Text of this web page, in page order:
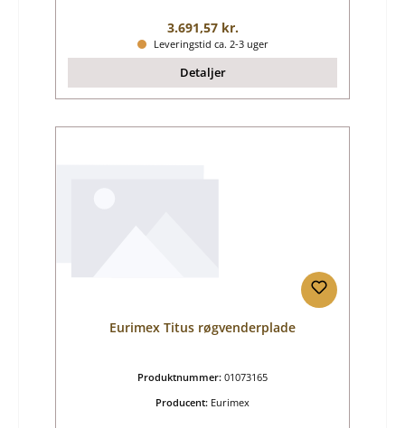
Almindelig pris:
3.691,57 kr.
Leveringstid ca. 2-3 uger
Detaljer
Eurimex Titus røgvenderplade
Produktnummer: 01073165
Producent: Eurimex